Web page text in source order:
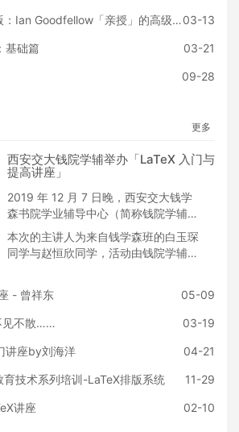
到困感。Happy LaTeXing！~
像「花书」一样排版：Ian Goodfellow「亲授」的高级LaTeX教程 03-13
基础篇 03-21
09-28
更多
西安交大钱院学辅举办「LaTeX 入门与
提高讲座」
2019 年 12 月 7 日晚，西安交大钱学
森书院学业辅导中心（简称钱院学辅）
举办了一次面向全校同学的 LaTeX 入
门与提高讲座。本次讲座由 LaTeX 工
作室支持与赞助。
本次的主讲人为来自钱学森班的白玉琛
同学与赵恒欣同学，活动由钱院学辅技
- 曾祥东
05-09
见不散…… 03-19
讲座by刘海洋 04-21
技术系列培训-LaTeX排版系统 11-29
讲座 02-10